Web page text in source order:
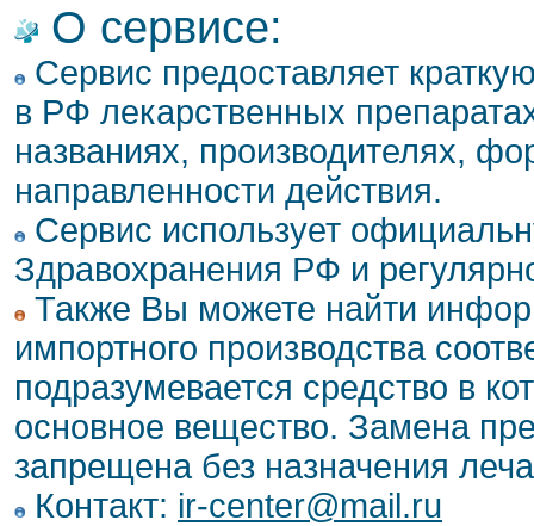
О сервисе:
Сервис предоставляет
в РФ лекарственных
названиях, производителях,
направленности действия.
Сервис использует
Здравохранения РФ и
Также Вы можете найти
импортного производства
подразумевается средство в
основное вещество. Замена
запрещена без назначения
Контакт: ir-center@mail.ru